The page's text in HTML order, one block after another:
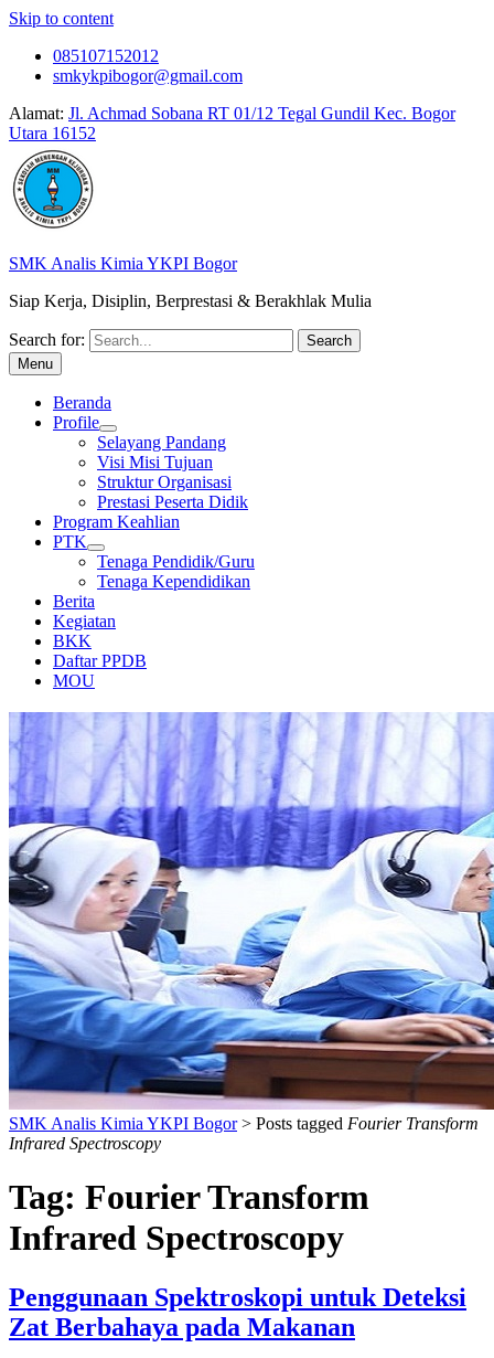
Skip to content
085107152012
smkykpibogor@gmail.com
Alamat: Jl. Achmad Sobana RT 01/12 Tegal Gundil Kec. Bogor
Utara 16152
SMK Analis Kimia YKPI Bogor
Siap Kerja, Disiplin, Berprestasi & Berakhlak Mulia
Search for:
Menu
Beranda
Profile
Selayang Pandang
Visi Misi Tujuan
Struktur Organisasi
Prestasi Peserta Didik
Program Keahlian
PTK
Tenaga Pendidik/Guru
Tenaga Kependidikan
Berita
Kegiatan
BKK
Daftar PPDB
MOU
LABORATORIUM KOMPUTER
SMK Analis Kimia YKPI Bogor> Posts tagged Fourier Transform
Infrared Spectroscopy
Tag: Fourier Transform
Infrared Spectroscopy
Penggunaan Spektroskopi untuk Deteksi
Zat Berbahaya pada Makanan